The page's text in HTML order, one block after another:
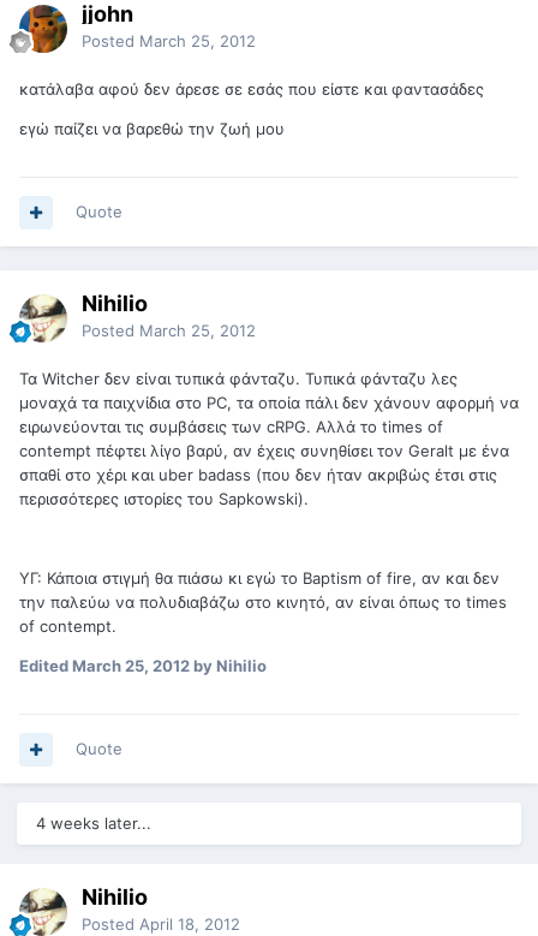
jjohn
Posted March 25, 2012
κατάλαβα αφού δεν άρεσε σε εσάς που είστε και φαντασάδες
εγώ παίζει να βαρεθώ την ζωή μου
Quote
Nihilio
Posted March 25, 2012
Τα Witcher δεν είναι τυπικά φάνταζυ. Τυπικά φάνταζυ λες
μοναχά τα παιχνίδια στο PC, τα οποία πάλι δεν χάνουν αφορμή να
ειρωνεύονται τις συμβάσεις των cRPG. Αλλά το times of
contempt πέφτει λίγο βαρύ, αν έχεις συνηθίσει τον Geralt με ένα
σπαθί στο χέρι και uber badass (που δεν ήταν ακριβώς έτσι στις
περισσότερες ιστορίες του Sapkowski).
ΥΓ: Κάποια στιγμή θα πιάσω κι εγώ το Baptism of fire, αν και δεν
την παλεύω να πολυδιαβάζω στο κινητό, αν είναι όπως το times
of contempt.
EditedMarch 25, 2012by Nihilio
Quote
4 weeks later...
Nihilio
Posted April 18, 2012